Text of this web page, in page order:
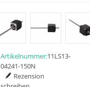
Artikelnummer:11LS13-
04241-150N
Rezension